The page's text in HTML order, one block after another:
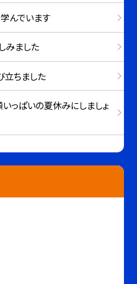
んでいます
みました
立ちました
っぱいの夏休みにしましょ